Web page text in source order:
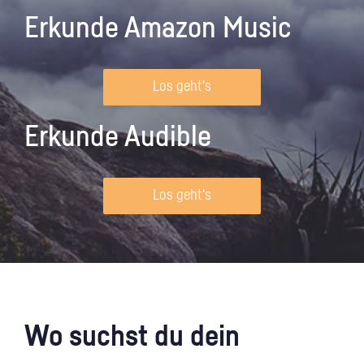
Erkunde Amazon Music
Los geht's
Erkunde Audible
Los geht's
Wo suchst du dein